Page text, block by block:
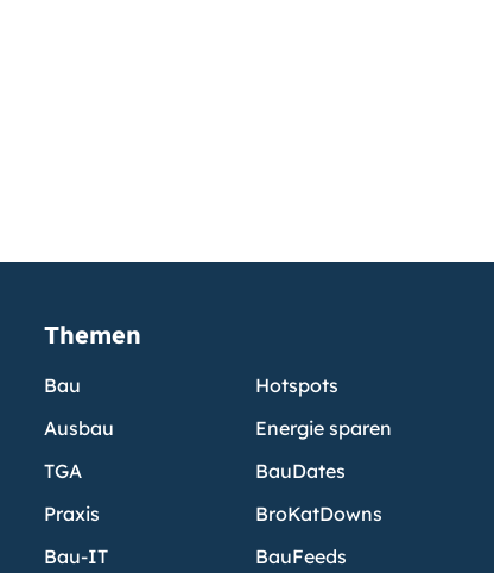
Themen
Bau
Ausbau
TGA
Praxis
Bau-IT
Hotspots
Energie sparen
BauDates
BroKatDowns
BauFeeds